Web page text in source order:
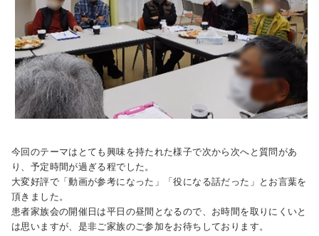
今回のテーマはとても興味を持たれた様子で次から次へと質問があ
り、予定時間が過ぎる程でした。
大変好評で「動画が参考になった」「役になる話だった」とお言葉を
頂きました。
患者家族会の開催日は平日の昼間となるので、お時間を取りにくいと
は思いますが、是非ご家族のご参加をお待ちしております。